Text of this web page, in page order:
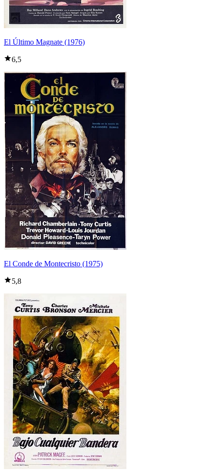
El Último Magnate (1976)
6,5
El Conde de Montecristo (1975)
5,8